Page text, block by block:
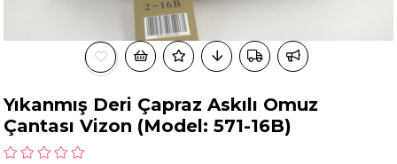
Yıkanmış Deri Çapraz Askılı Omuz
Çantası Vizon (Model: 571-16B)